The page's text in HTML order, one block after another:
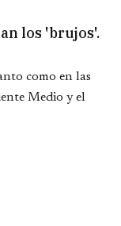
los 'brujos'.
como en las
Medio y el